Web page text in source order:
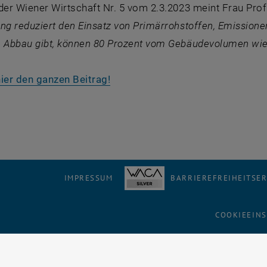
Wiener Wirtschaft Nr. 5 vom 2.3.2023 meint Frau
reduziert den Einsatz von Primärrohstoffen,
gibt, können 80 Prozent vom Gebäudevolumen
den ganzen Beitrag!
IMPRESSUM